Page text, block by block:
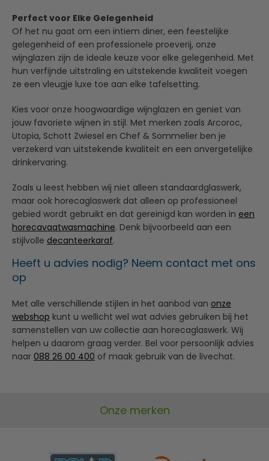
Perfect voor Elke Gelegenheid
Of het nu gaat om een intiem diner, een feestelijke
gelegenheid of een professionele proeverij, onze
wijnglazen zijn de ideale keuze voor elke gelegenheid. Met
hun verfijnde uitstraling en uitstekende kwaliteit voegen
ze een vleugje luxe toe aan elke tafelsetting.
Kies voor onze hoogwaardige wijnglazen en geniet van
jouw favoriete wijnen in stijl. Met merken zoals Arcoroc,
Utopia, Schott Zwiesel en Chef & Sommelier ben je
verzekerd van uitstekende kwaliteit en een onvergetelijke
drinkervaring.
Zoals u leest hebben wij niet alleen standaardglaswerk,
maar ook horecaglaswerk dat alleen op professioneel
gebied wordt gebruikt en dat gereinigd kan worden in een
horecavaatwasmachine. Denk bijvoorbeeld aan een
stijlvolle decanteerkaraf.
Heeft u advies nodig? Neem contact met ons
op
Met alle verschillende stijlen in het aanbod van onze
webshop kunt u wellicht wel wat advies gebruiken bij het
samenstellen van uw collectie aan horecaglaswerk. Wij
helpen u daarom graag verder. Bel voor persoonlijk advies
naar 088 26 00 400 of maak gebruik van de livechat.
Onze merken